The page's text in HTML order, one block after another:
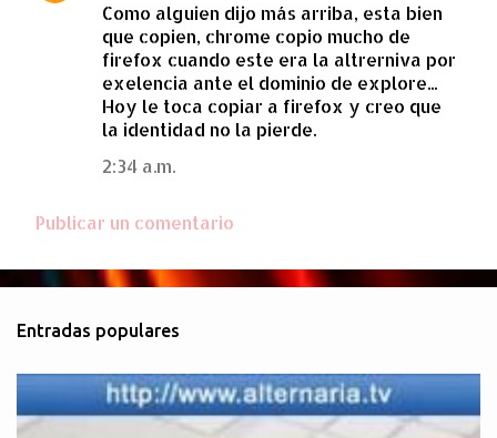
Como alguien dijo más arriba, esta bien
que copien, chrome copio mucho de
firefox cuando este era la altrerniva por
exelencia ante el dominio de explore...
Hoy le toca copiar a firefox y creo que
la identidad no la pierde.
2:34 a.m.
Publicar un comentario
Entradas populares